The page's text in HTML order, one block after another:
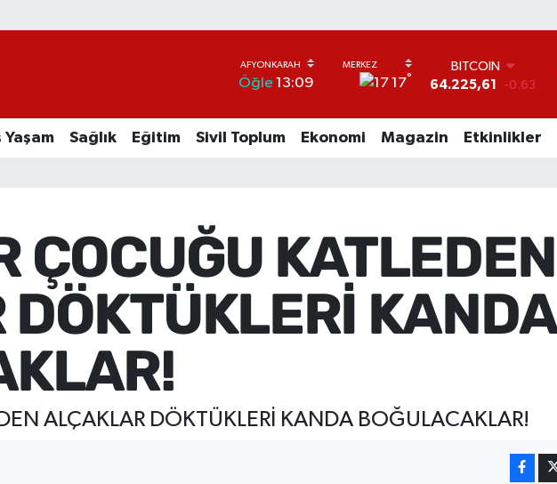
Öğle 13:09 17°
64.225,61
-0.63
DOLAR
EURO
55,0406 -0.08
13.799
70
Yaşam Sağlık Eğitim Sivil Toplum Ekonomi Magazin Etkinlikler
ÇOCUĞU KATLEDEN
KANDA
ALÇAKLAR DÖKTÜKLERİ KANDA BOĞULACAKLAR!